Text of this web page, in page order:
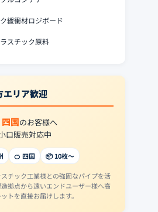
緩衝材ロジボード
スチック原料
エリア歓迎
国のお客様へ
口販売対応中
🍊 四国 📦 10枚〜
チック工業様との強固なパイプを活
拠点から遠いエンドユーザー様へ高
トを直接お届けします。